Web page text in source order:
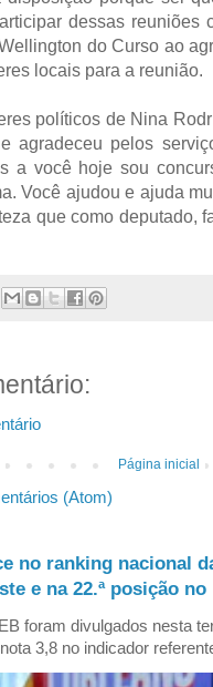
dessas reuniões
do Curso ao
locais para a reunião.
políticos de Nina
agradeceu pelos
a você hoje sou
Você ajudou e ajuda
que como deputado,
Página inicial
(Atom)
no ranking nacional
e na 22.ª posição
foram divulgados nesta
3,8 no indicador